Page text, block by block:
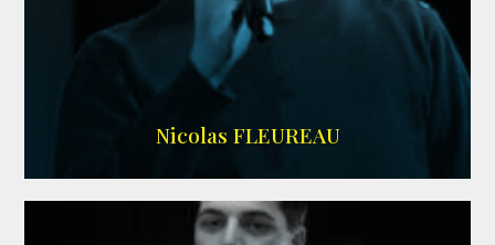
Nicolas FLEUREAU